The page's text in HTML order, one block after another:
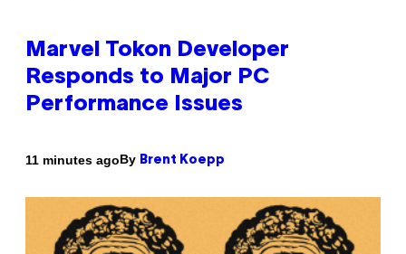
Marvel Tokon Developer
Responds to Major PC
Performance Issues
11 minutes agoBy Brent Koepp